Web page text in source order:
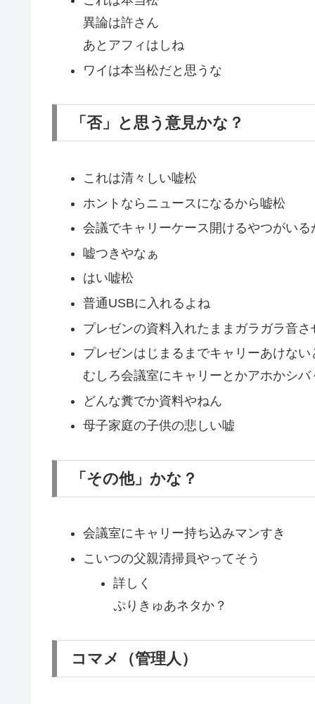
異論は許さん
あとアフィはしね
ワイは本当松だと思うな
「否」と思う意見かな？
これは清々しい嘘松
ホントならニュースになるから嘘松
会議でキャリーケース開けるやつがいる
嘘つきやなぁ
はい嘘松
普通USBに入れるよね
プレゼンの資料入れたままガラガラ音
プレゼンはじまるまでキャリーあけない
むしろ会議室にキャリーとかアホかシバ
どんな糞でか資料やねん
母子家庭の子供の悲しい嘘
「その他」かな？
会議室にキャリー持ち込みマンすき
こいつの父親清掃員やってそう
詳しく
ぷりきゅあネタか？
コマメ（管理人）